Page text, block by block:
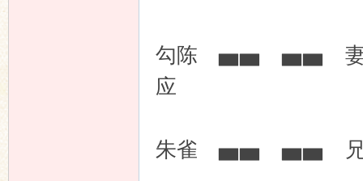
勾陈 ▅▅ ▅▅
应
朱雀 ▅▅ ▅▅